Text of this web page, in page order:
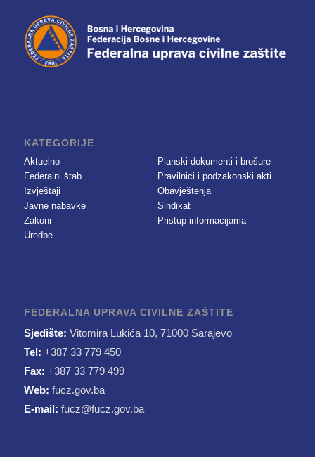
KATEGORIJE
Aktuelno
Federalni štab
Izvještaji
Javne nabavke
Zakoni
Uredbe
Planski dokumenti i brošure
Pravilnici i podzakonski akti
Obavještenja
Sindikat
Pristup informacijama
FEDERALNA UPRAVA CIVILNE ZAŠTITE
Sjedište: Vitomira Lukića 10, 71000 Sarajevo
Tel: +387 33 779 450
Fax: +387 33 779 499
Web: fucz.gov.ba
E-mail: fucz@fucz.gov.ba